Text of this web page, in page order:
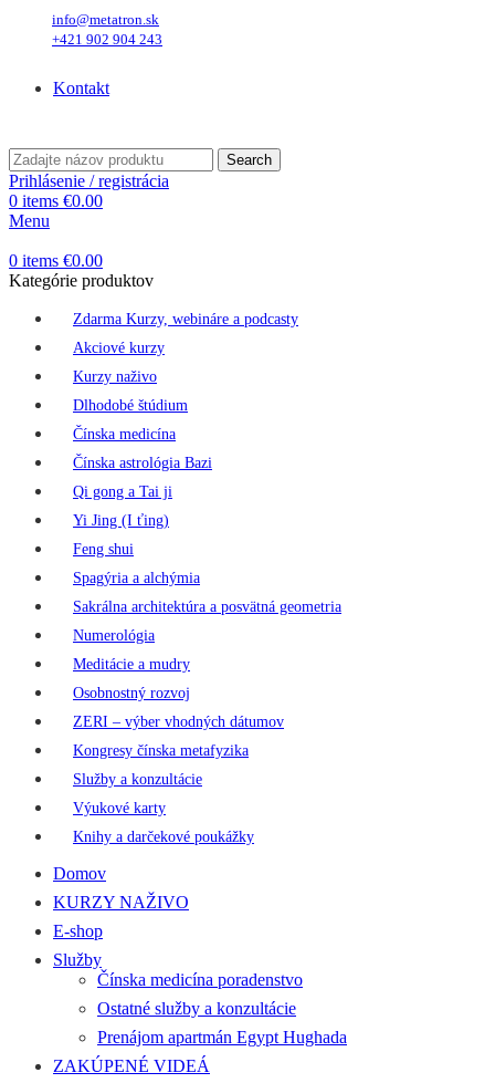
info@metatron.sk
+421 902 904 243
Kontakt
Search
Prihlásenie / registrácia
0 items €0.00
Menu
0 items €0.00
Kategórie produktov
Zdarma Kurzy, webináre a podcasty
Akciové kurzy
Kurzy naživo
Dlhodobé štúdium
Čínska medicína
Čínska astrológia Bazi
Qi gong a Tai ji
Yi Jing (I ťing)
Feng shui
Spagýria a alchýmia
Sakrálna architektúra a posvätná geometria
Numerológia
Meditácie a mudry
Osobnostný rozvoj
ZERI – výber vhodných dátumov
Kongresy čínska metafyzika
Služby a konzultácie
Výukové karty
Knihy a darčekové poukážky
Domov
KURZY NAŽIVO
E-shop
Služby
Čínska medicína poradenstvo
Ostatné služby a konzultácie
Prenájom apartmán Egypt Hughada
ZAKÚPENÉ VIDEÁ